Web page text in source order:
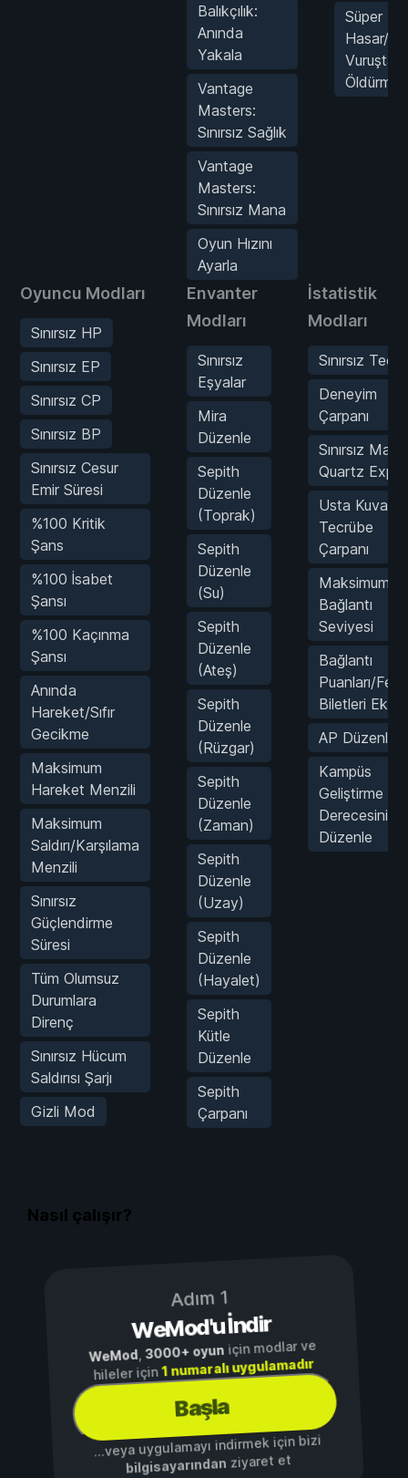
Balıkçılık:
Anında
Yakala
Vantage
Masters:
Sınırsız Sağlık
Vantage
Masters:
Sınırsız Mana
Oyun Hızını
Ayarla
Süper
Hasar/
Vuruşta
Öldürme
Oyuncu Modları
Sınırsız HP
Sınırsız EP
Sınırsız CP
Sınırsız BP
Sınırsız Cesur
Emir Süresi
%100 Kritik
Şans
%100 İsabet
Şansı
%100 Kaçınma
Şansı
Anında
Hareket/Sıfır
Gecikme
Maksimum
Hareket Menzili
Maksimum
Saldırı/Karşılama
Menzili
Sınırsız
Güçlendirme
Süresi
Tüm Olumsuz
Durumlara
Direnç
Sınırsız Hücum
Saldırısı Şarjı
Gizli Mod
Envanter
Modları
Sınırsız
Eşyalar
Mira
Düzenle
Sepith
Düzenle
(Toprak)
Sepith
Düzenle
(Su)
Sepith
Düzenle
(Ateş)
Sepith
Düzenle
(Rüzgar)
Sepith
Düzenle
(Zaman)
Sepith
Düzenle
(Uzay)
Sepith
Düzenle
(Hayalet)
Sepith
Kütle
Düzenle
Sepith
Çarpanı
İstatistik
Modları
Sınırsız
Deneyim
Çarpanı
Sınırsız
Quartz Exp
Usta Kuvars
Tecrübe
Çarpanı
Maksimum
Bağlantı
Seviyesi
Bağlantı
Puanları/
Biletleri Ekle
AP Düzenle
Kampüs
Geliştirme
Derecesini
Düzenle
Nasıl çalışır?
Adım 1
WeMod'u İndir
WeMod,3000+ oyuniçin modlar ve
hileler için1 numaralı uygulamadır
Başla
...veya uygulamayı indirmek için bizi
bilgisayarından ziyaret et